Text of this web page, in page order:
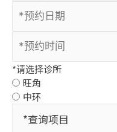
*请选择诊所
旺角
中环
*查询项目